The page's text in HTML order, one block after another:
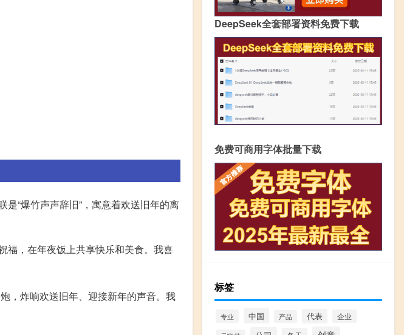
“爆竹声声辞旧”，寓意着欢送旧年的离
福，在年夜饭上共享快乐和美食。我喜
，炸响欢送旧年、迎接新年的声音。我
DeepSeek全套部署资料免费下载
免费可商用字体批量下载
标签
专业 中国 产品 代表 企业